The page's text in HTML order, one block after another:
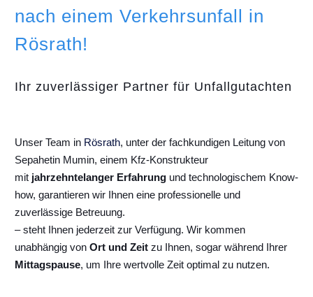
nach einem Verkehrsunfall in
Rösrath!
Ihr zuverlässiger Partner für Unfallgutachten
Unser Team in Rösrath, unter der fachkundigen Leitung von
Sepahetin Mumin, einem Kfz-Konstrukteur
mit jahrzehntelanger Erfahrung und technologischem Know-
how, garantieren wir Ihnen eine professionelle und
zuverlässige Betreuung.
– steht Ihnen jederzeit zur Verfügung. Wir kommen
unabhängig von Ort und Zeit zu Ihnen, sogar während Ihrer
Mittagspause, um Ihre wertvolle Zeit optimal zu nutzen.